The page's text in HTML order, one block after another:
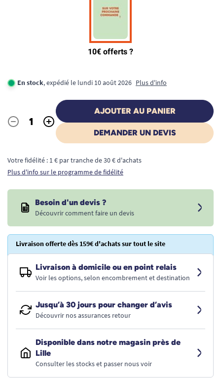
En stock, expédié le lundi 10 août 2026 Plus d'info
Quantité
- +
AJOUTER AU PANIER
DEMANDER UN DEVIS
Votre fidélité : 1 € par tranche de 30 € d'achats
Plus d'info sur le programme de fidélité
Besoin d'un devis ?
Découvrir comment faire un devis
Livraison offerte dès 159€ d'achats sur tout le site
Livraison à domicile ou en point relais
Voir les options, selon encombrement et destination
Jusqu’à 30 jours pour changer d’avis
Découvrir nos assurances retour
Disponible dans notre magasin près de
Lille
Consulter les stocks et passer nous voir